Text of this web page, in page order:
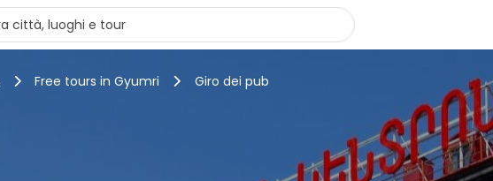
Free tours in Gyumri Giro dei pub